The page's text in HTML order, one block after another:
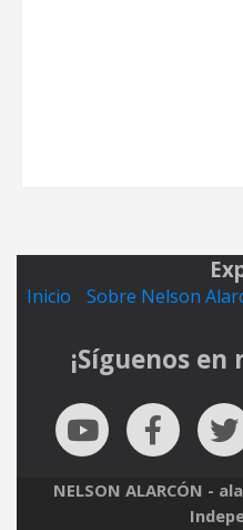
Inicio Sobre Nelson
¡Síguenos
NELSON ALARCÓN -